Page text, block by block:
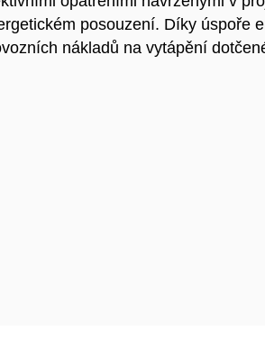
posouzení. Díky úspoře
nákladů na vytápění